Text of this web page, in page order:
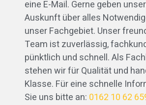
eine E-Mail. Gerne geben
Auskunft über alles
unser Fachgebiet. Unser
Team ist zuverlässig,
pünktlich und schnell. Als
stehen wir für Qualität und
Klasse. Für eine schnelle
Sie uns bitte an: 0162 10 62